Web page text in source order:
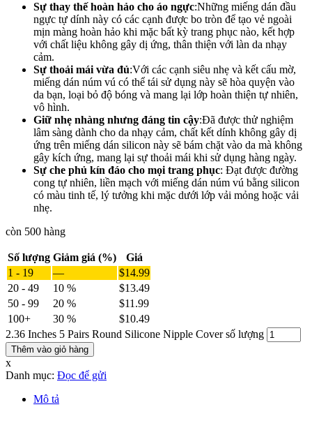
Sự thay thế hoàn hảo cho áo ngực:Những miếng dán đầu
ngực tự dính này có các cạnh được bo tròn để tạo vẻ ngoài
mịn màng hoàn hảo khi mặc bất kỳ trang phục nào, kết hợp
với chất liệu không gây dị ứng, thân thiện với làn da nhạy
cảm.
Sự thoải mái vừa đủ:Với các cạnh siêu nhẹ và kết cấu mờ,
miếng dán núm vú có thể tái sử dụng này sẽ hòa quyện vào
da bạn, loại bỏ độ bóng và mang lại lớp hoàn thiện tự nhiên,
vô hình.
Giữ nhẹ nhàng nhưng đáng tin cậy:Đã được thử nghiệm
lâm sàng dành cho da nhạy cảm, chất kết dính không gây dị
ứng trên miếng dán silicon này sẽ bám chặt vào da mà không
gây kích ứng, mang lại sự thoải mái khi sử dụng hàng ngày.
Sự che phủ kín đáo cho mọi trang phục: Đạt được đường
cong tự nhiên, liền mạch với miếng dán núm vú bằng silicon
có màu tinh tế, lý tưởng khi mặc dưới lớp vải mỏng hoặc vải
nhẹ.
còn 500 hàng
Số lượng Giảm giá (%)
Giá
1 - 19
— $14.99
20 - 49
10 % $13.49
50 - 99
20 % $11.99
100+
30 % $10.49
2.36 Inches 5 Pairs Round Silicone Nipple Cover số lượng
Thêm vào giỏ hàng
x
Danh mục: Đọc để gửi
Mô tả